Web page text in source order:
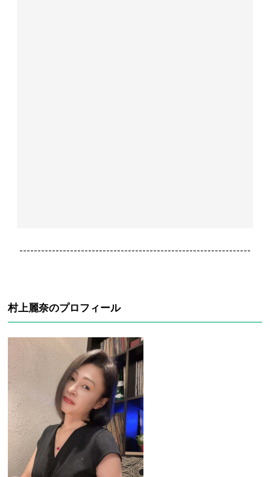
----------------------------------------------------------------
村上麗奈のプロフィール